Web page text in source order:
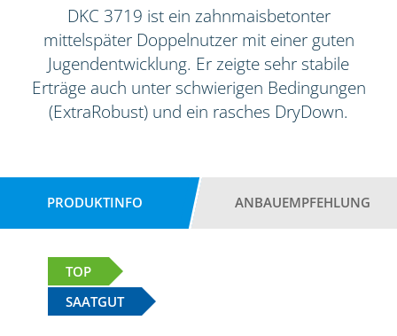
DKC 3719 ist ein zahnmaisbetonter
mittelspäter Doppelnutzer mit einer guten
Jugendentwicklung. Er zeigte sehr stabile
Erträge auch unter schwierigen Bedingungen
(ExtraRobust) und ein rasches DryDown.
PRODUKTINFO ANBAUEMPFEHLUNG
TOP
SAATGUT